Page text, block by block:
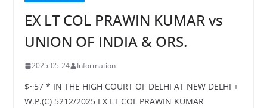
EX LT COL PRAWIN KUMAR vs
UNION OF INDIA & ORS.
2025-05-24 Information
$~57 * IN THE HIGH COURT OF DELHI AT NEW DELHI +
W.P.(C) 5212/2025 EX LT COL PRAWIN KUMAR